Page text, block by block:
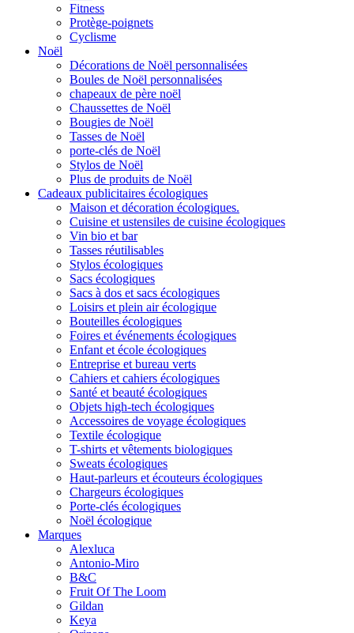
Fitness
Protège-poignets
Cyclisme
Noël
Décorations de Noël personnalisées
Boules de Noël personnalisées
chapeaux de père noël
Chaussettes de Noël
Bougies de Noël
Tasses de Noël
porte-clés de Noël
Stylos de Noël
Plus de produits de Noël
Cadeaux publicitaires écologiques
Maison et décoration écologiques.
Cuisine et ustensiles de cuisine écologiques
Vin bio et bar
Tasses réutilisables
Stylos écologiques
Sacs écologiques
Sacs à dos et sacs écologiques
Loisirs et plein air écologique
Bouteilles écologiques
Foires et événements écologiques
Enfant et école écologiques
Entreprise et bureau verts
Cahiers et cahiers écologiques
Santé et beauté écologiques
Objets high-tech écologiques
Accessoires de voyage écologiques
Textile écologique
T-shirts et vêtements biologiques
Sweats écologiques
Haut-parleurs et écouteurs écologiques
Chargeurs écologiques
Porte-clés écologiques
Noël écologique
Marques
Alexluca
Antonio-Miro
B&C
Fruit Of The Loom
Gildan
Keya